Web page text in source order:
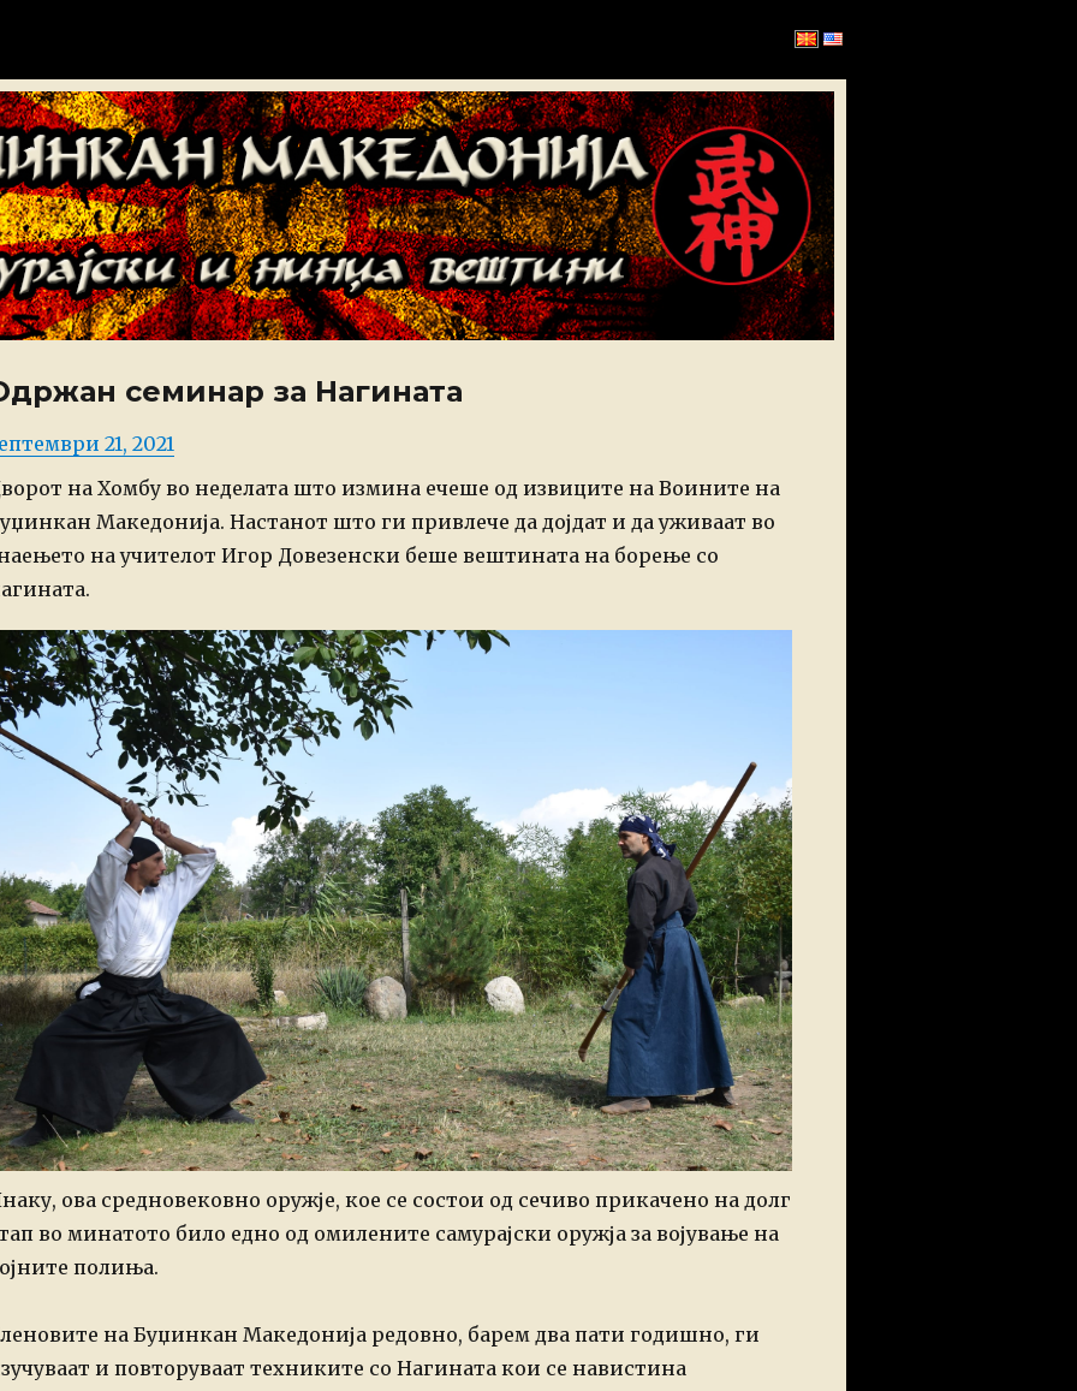
семинар за Нагината
21, 2021
на Хомбу во неделата што измина ечеше од извиците на Воините на
Македонија. Настанот што ги привлече да дојдат и да уживаат во
на учителот Игор Довезенски беше вештината на борење со
ова средновековно оружје, кое се состои од сечиво прикачено на долг
во минатото било едно од омилените самурајски оружја за војување на
полиња.
на Буџинкан Македонија редовно, барем два пати годишно, ги
и повторуваат техниките со Нагината кои се навистина